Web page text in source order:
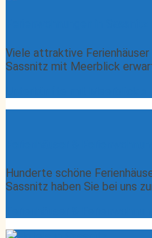
Viele attraktive Ferienhäuser
Sassnitz mit Meerblick
Hunderte schöne
Sassnitz haben Sie bei uns